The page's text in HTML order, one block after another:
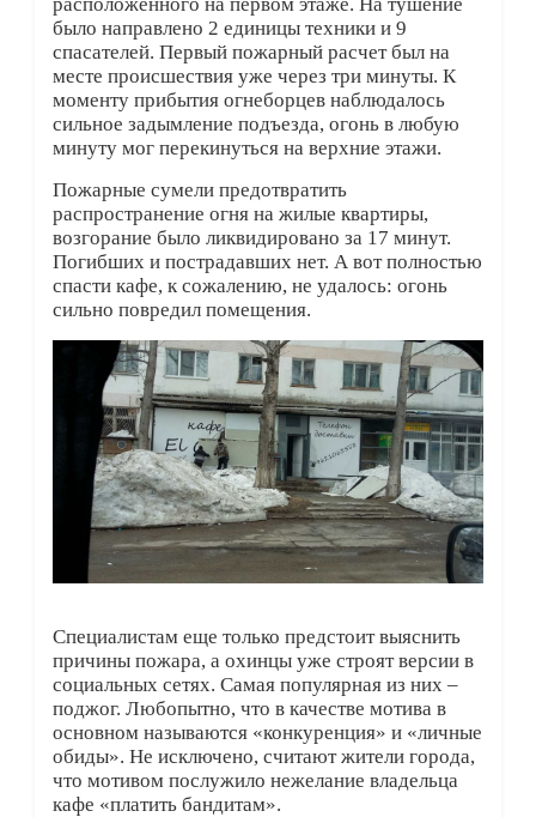
расположенного на первом этаже. На тушение
было направлено 2 единицы техники и 9
спасателей. Первый пожарный расчет был на
месте происшествия уже через три минуты. К
моменту прибытия огнеборцев наблюдалось
сильное задымление подъезда, огонь в любую
минуту мог перекинуться на верхние этажи.
Пожарные сумели предотвратить
распространение огня на жилые квартиры,
возгорание было ликвидировано за 17 минут.
Погибших и пострадавших нет. А вот полностью
спасти кафе, к сожалению, не удалось: огонь
сильно повредил помещения.
Специалистам еще только предстоит выяснить
причины пожара, а охинцы уже строят версии в
социальных сетях. Самая популярная из них –
поджог. Любопытно, что в качестве мотива в
основном называются «конкуренция» и «личные
обиды». Не исключено, считают жители города,
что мотивом послужило нежелание владельца
кафе «платить бандитам».